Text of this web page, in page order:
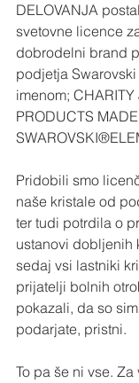
DELOVANJA
svetovne licence
dobrodelni brand
podjetja
imenom; CHARITY
PRODUCTS
Pridobili smo
naše kristale od
ter tudi potrdila o
ustanovi dobljenih
sedaj vsi lastniki
prijatelji bolnih
pokazali, da so
podarjate, pristni.
To pa še ni vse.